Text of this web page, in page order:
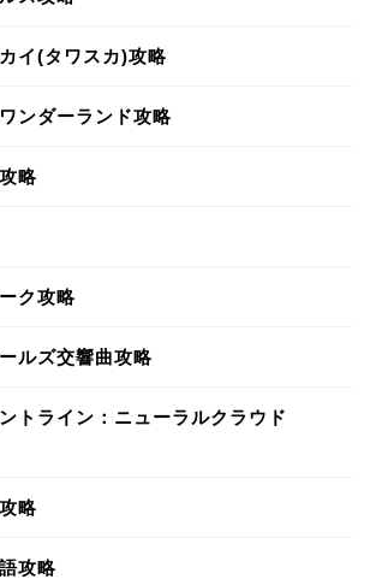
イ(タワスカ)攻略
ンダーランド攻略
略
ク攻略
ルズ交響曲攻略
トライン：ニューラルクラウド
略
攻略